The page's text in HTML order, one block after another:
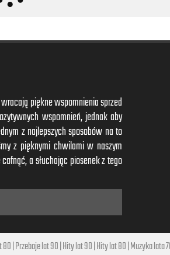
piękne wspomnienia sprzed
wspomnień, jednak aby
z najlepszych sposobów na to
z pięknymi chwilami w naszym
a słuchając piosenek z tego
80|Przeboje lat 90|Hity lat 90|Hity lat 80|Muzyka lata